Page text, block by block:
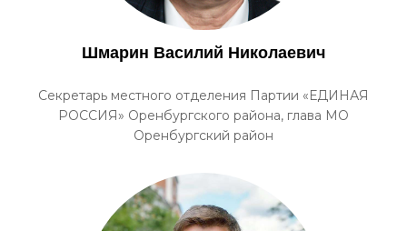
Шмарин Василий Николаевич
Секретарь местного отделения Партии «ЕДИНАЯ
РОССИЯ» Оренбургского района, глава МО
Оренбургский район